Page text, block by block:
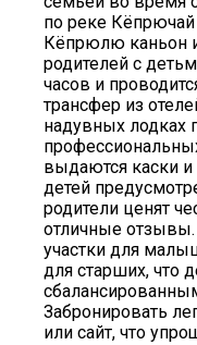
по реке
Кёпрюлю каньон
родителей с
часов и
трансфер из
надувных лодках
выдаются каски
детей
родители ценят
отличные
участки для
для старших, что
Забронировать
или сайт, что